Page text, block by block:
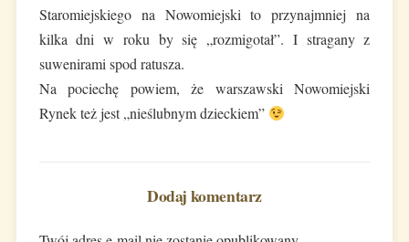
Staromiejskiego na Nowomiejski to przynajmniej na
kilka dni w roku by się „rozmigotał”. I stragany z
suwenirami spod ratusza.
Na pociechę powiem, że warszawski Nowomiejski
Rynek też jest „nieślubnym dzieckiem”
Dodaj komentarz